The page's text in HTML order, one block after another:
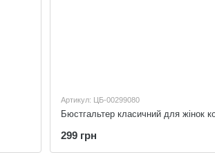
Артикул: ЦБ-00299080
299 грн